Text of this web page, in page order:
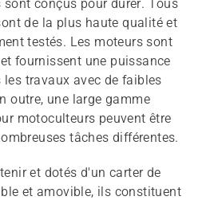
sont conçus pour durer. Tous
de la plus haute qualité et
testés. Les moteurs sont
fournissent une puissance
les travaux avec de faibles
outre, une large gamme
motoculteurs peuvent être
tâches différentes.
et dotés d'un carter de
et amovible, ils constituent